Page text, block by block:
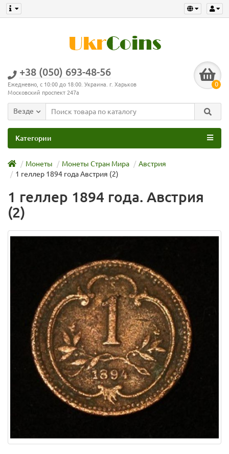
+38 (050) 693-48-56
Ежедневно, с 10:00 до 18:00. Украина. г. Харьков
Московский проспект 247а
0
Везде
Категории
Монеты Монеты Стран Мира
Австрия
1 геллер 1894 года Австрия (2)
1 геллер 1894 года. Австрия
(2)